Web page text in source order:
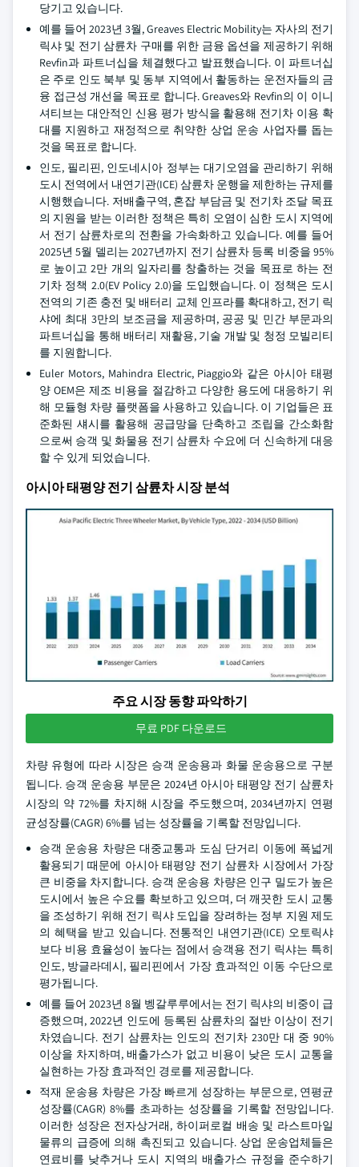
당기고 있습니다.
예를 들어 2023년 3월, Greaves Electric Mobility는 자사의 전기
릭샤 및 전기 삼륜차 구매를 위한 금융 옵션을 제공하기 위해
Revfin과 파트너십을 체결했다고 발표했습니다. 이 파트너십
은 주로 인도 북부 및 동부 지역에서 활동하는 운전자들의 금
융 접근성 개선을 목표로 합니다. Greaves와 Revfin의 이 이니
셔티브는 대안적인 신용 평가 방식을 활용해 전기차 이용 확
대를 지원하고 재정적으로 취약한 상업 운송 사업자를 돕는
것을 목표로 합니다.
인도, 필리핀, 인도네시아 정부는 대기오염을 관리하기 위해
도시 전역에서 내연기관(ICE) 삼륜차 운행을 제한하는 규제를
시행했습니다. 저배출구역, 혼잡 부담금 및 전기차 조달 목표
의 지원을 받는 이러한 정책은 특히 오염이 심한 도시 지역에
서 전기 삼륜차로의 전환을 가속화하고 있습니다. 예를 들어
2025년 5월 델리는 2027년까지 전기 삼륜차 등록 비중을 95%
로 높이고 2만 개의 일자리를 창출하는 것을 목표로 하는 전
기차 정책 2.0(EV Policy 2.0)을 도입했습니다. 이 정책은 도시
전역의 기존 충전 및 배터리 교체 인프라를 확대하고, 전기 릭
샤에 최대 3만의 보조금을 제공하며, 공공 및 민간 부문과의
파트너십을 통해 배터리 재활용, 기술 개발 및 청정 모빌리티
를 지원합니다.
Euler Motors, Mahindra Electric, Piaggio와 같은 아시아 태평
양 OEM은 제조 비용을 절감하고 다양한 용도에 대응하기 위
해 모듈형 차량 플랫폼을 사용하고 있습니다. 이 기업들은 표
준화된 섀시를 활용해 공급망을 단축하고 조립을 간소화함
으로써 승객 및 화물용 전기 삼륜차 수요에 더 신속하게 대응
할 수 있게 되었습니다.
아시아 태평양 전기 삼륜차 시장 분석
주요 시장 동향 파악하기
무료 PDF 다운로드
차량 유형에 따라 시장은 승객 운송용과 화물 운송용으로 구분
됩니다. 승객 운송용 부문은 2024년 아시아 태평양 전기 삼륜차
시장의 약 72%를 차지해 시장을 주도했으며, 2034년까지 연평
균성장률(CAGR) 6%를 넘는 성장률을 기록할 전망입니다.
승객 운송용 차량은 대중교통과 도심 단거리 이동에 폭넓게
활용되기 때문에 아시아 태평양 전기 삼륜차 시장에서 가장
큰 비중을 차지합니다. 승객 운송용 차량은 인구 밀도가 높은
도시에서 높은 수요를 확보하고 있으며, 더 깨끗한 도시 교통
을 조성하기 위해 전기 릭샤 도입을 장려하는 정부 지원 제도
의 혜택을 받고 있습니다. 전통적인 내연기관(ICE) 오토릭샤
보다 비용 효율성이 높다는 점에서 승객용 전기 릭샤는 특히
인도, 방글라데시, 필리핀에서 가장 효과적인 이동 수단으로
평가됩니다.
예를 들어 2023년 8월 벵갈루루에서는 전기 릭샤의 비중이 급
증했으며, 2022년 인도에 등록된 삼륜차의 절반 이상이 전기
차였습니다. 전기 삼륜차는 인도의 전기차 230만 대 중 90%
이상을 차지하며, 배출가스가 없고 비용이 낮은 도시 교통을
실현하는 가장 효과적인 경로를 제공합니다.
적재 운송용 차량은 가장 빠르게 성장하는 부문으로, 연평균
성장률(CAGR) 8%를 초과하는 성장률을 기록할 전망입니다.
이러한 성장은 전자상거래, 하이퍼로컬 배송 및 라스트마일
물류의 급증에 의해 촉진되고 있습니다. 상업 운송업체들은
연료비를 낮추거나 도시 지역의 배출가스 규정을 준수하기